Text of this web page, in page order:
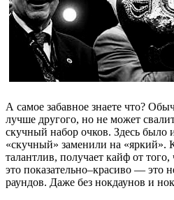
А самое забавное знаете что?
лучше другого, но не может
скучный набор очков. Здесь было
«скучный» заменили на «яркий».
талантлив, получает кайф от того,
это показательно–красиво — это
раундов. Даже без нокдаунов и